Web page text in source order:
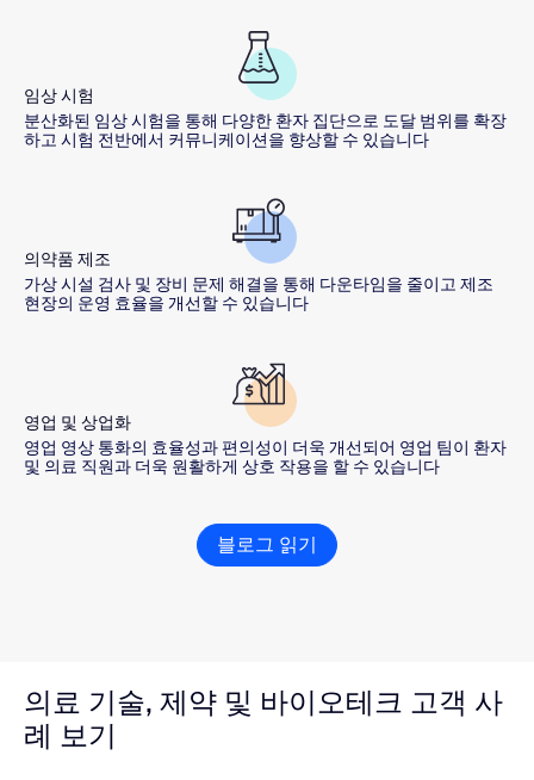
임상 시험
분산화된 임상 시험을 통해 다양한 환자 집단으로 도달 범위를 확장
하고 시험 전반에서 커뮤니케이션을 향상할 수 있습니다
의약품 제조
가상 시설 검사 및 장비 문제 해결을 통해 다운타임을 줄이고 제조
현장의 운영 효율을 개선할 수 있습니다
영업 및 상업화
영업 영상 통화의 효율성과 편의성이 더욱 개선되어 영업 팀이 환자
및 의료 직원과 더욱 원활하게 상호 작용을 할 수 있습니다
블로그 읽기
의료 기술, 제약 및 바이오테크 고객 사
례 보기